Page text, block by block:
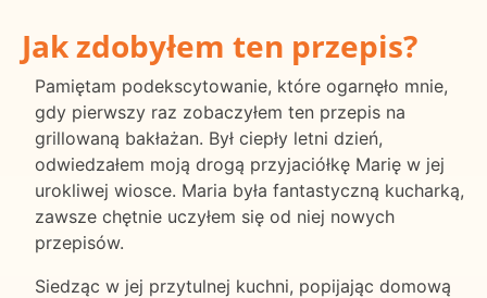
Jak zdobyłem ten przepis?
Pamiętam podekscytowanie, które ogarnęło mnie,
gdy pierwszy raz zobaczyłem ten przepis na
grillowaną bakłażan. Był ciepły letni dzień,
odwiedzałem moją drogą przyjaciółkę Marię w jej
urokliwej wiosce. Maria była fantastyczną kucharką,
zawsze chętnie uczyłem się od niej nowych
przepisów.
Siedząc w jej przytulnej kuchni, popijając domową